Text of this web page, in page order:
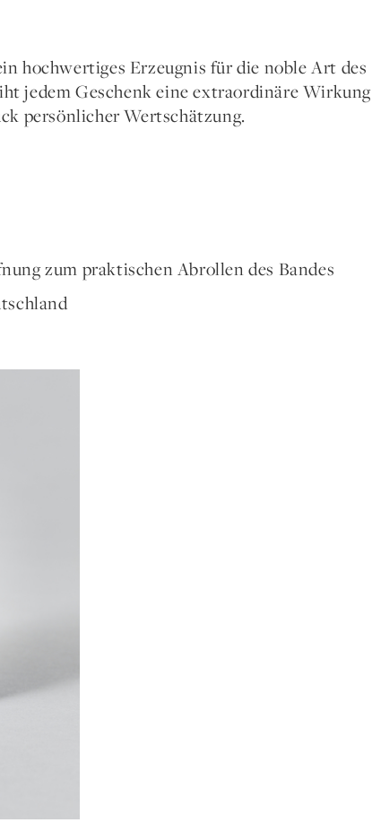
hochwertiges Erzeugnis für die noble Art des
jedem Geschenk eine extraordinäre Wirkung
persönlicher Wertschätzung.
zum praktischen Abrollen des Bandes